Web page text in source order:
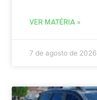
VER MATÉRIA »
7 de agosto de 2026